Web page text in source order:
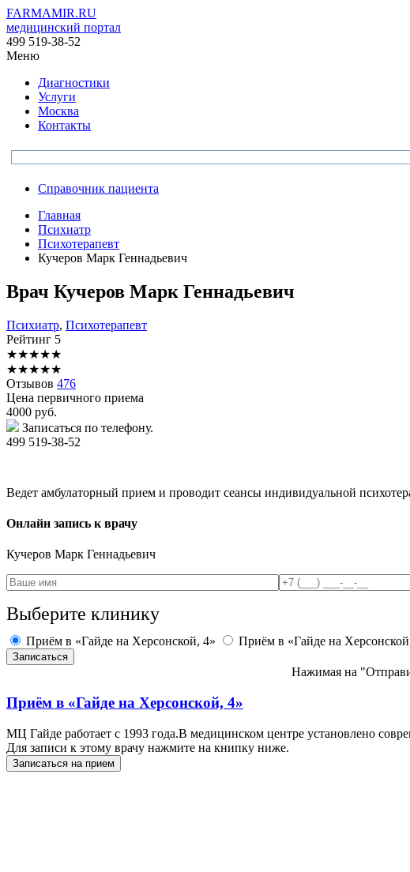
FARMAMIR.RU
медицинский портал
499 519-38-52
Меню
Диагностики
Услуги
Москва
Контакты
Справочник пациента
Главная
Психиатр
Психотерапевт
Кучеров Марк Геннадьевич
Врач Кучеров Марк Геннадьевич
Психиатр, Психотерапевт
Рейтинг 5
★★★★★
★★★★★
Отзывов 476
Цена первичного приема
4000 руб.
Записаться по телефону.
499 519-38-52
Ведет амбулаторный прием и проводит сеансы индивидуальной
Онлайн запись к врачу
Кучеров Марк Геннадьевич
Выберите клинику
Приём в «Гайде на Херсонской, 4» Приём в «Гайде на
Нажимая на
Приём в «Гайде на Херсонской, 4»
МЦ Гайде работает с 1993 года.В медицинском центре установлено
Для записи к этому врачу нажмите на книпку ниже.
Записаться на прием